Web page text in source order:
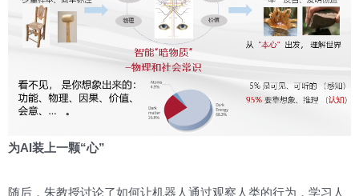
为AI装上一颗“心”
随后，朱教授讨论了如何让机器人通过观察人类的行为，学习人